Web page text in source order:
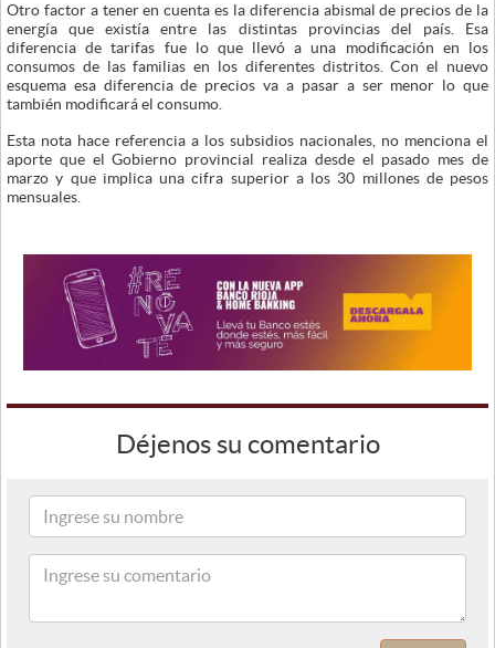
Otro factor a tener en cuenta es la diferencia abismal de precios de la
energía que existía entre las distintas provincias del país. Esa
diferencia de tarifas fue lo que llevó a una modificación en los
consumos de las familias en los diferentes distritos. Con el nuevo
esquema esa diferencia de precios va a pasar a ser menor lo que
también modificará el consumo.
Esta nota hace referencia a los subsidios nacionales, no menciona el
aporte que el Gobierno provincial realiza desde el pasado mes de
marzo y que implica una cifra superior a los 30 millones de pesos
mensuales.
Déjenos su comentario